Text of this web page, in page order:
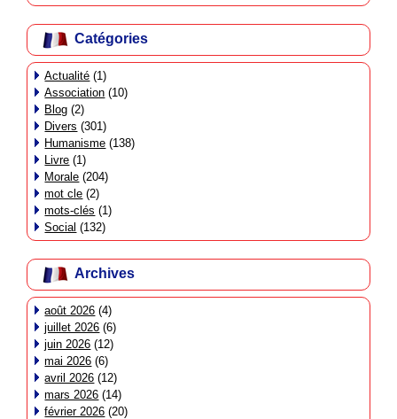
Catégories
Actualité (1)
Association (10)
Blog (2)
Divers (301)
Humanisme (138)
Livre (1)
Morale (204)
mot cle (2)
mots-clés (1)
Social (132)
Archives
août 2026 (4)
juillet 2026 (6)
juin 2026 (12)
mai 2026 (6)
avril 2026 (12)
mars 2026 (14)
février 2026 (20)